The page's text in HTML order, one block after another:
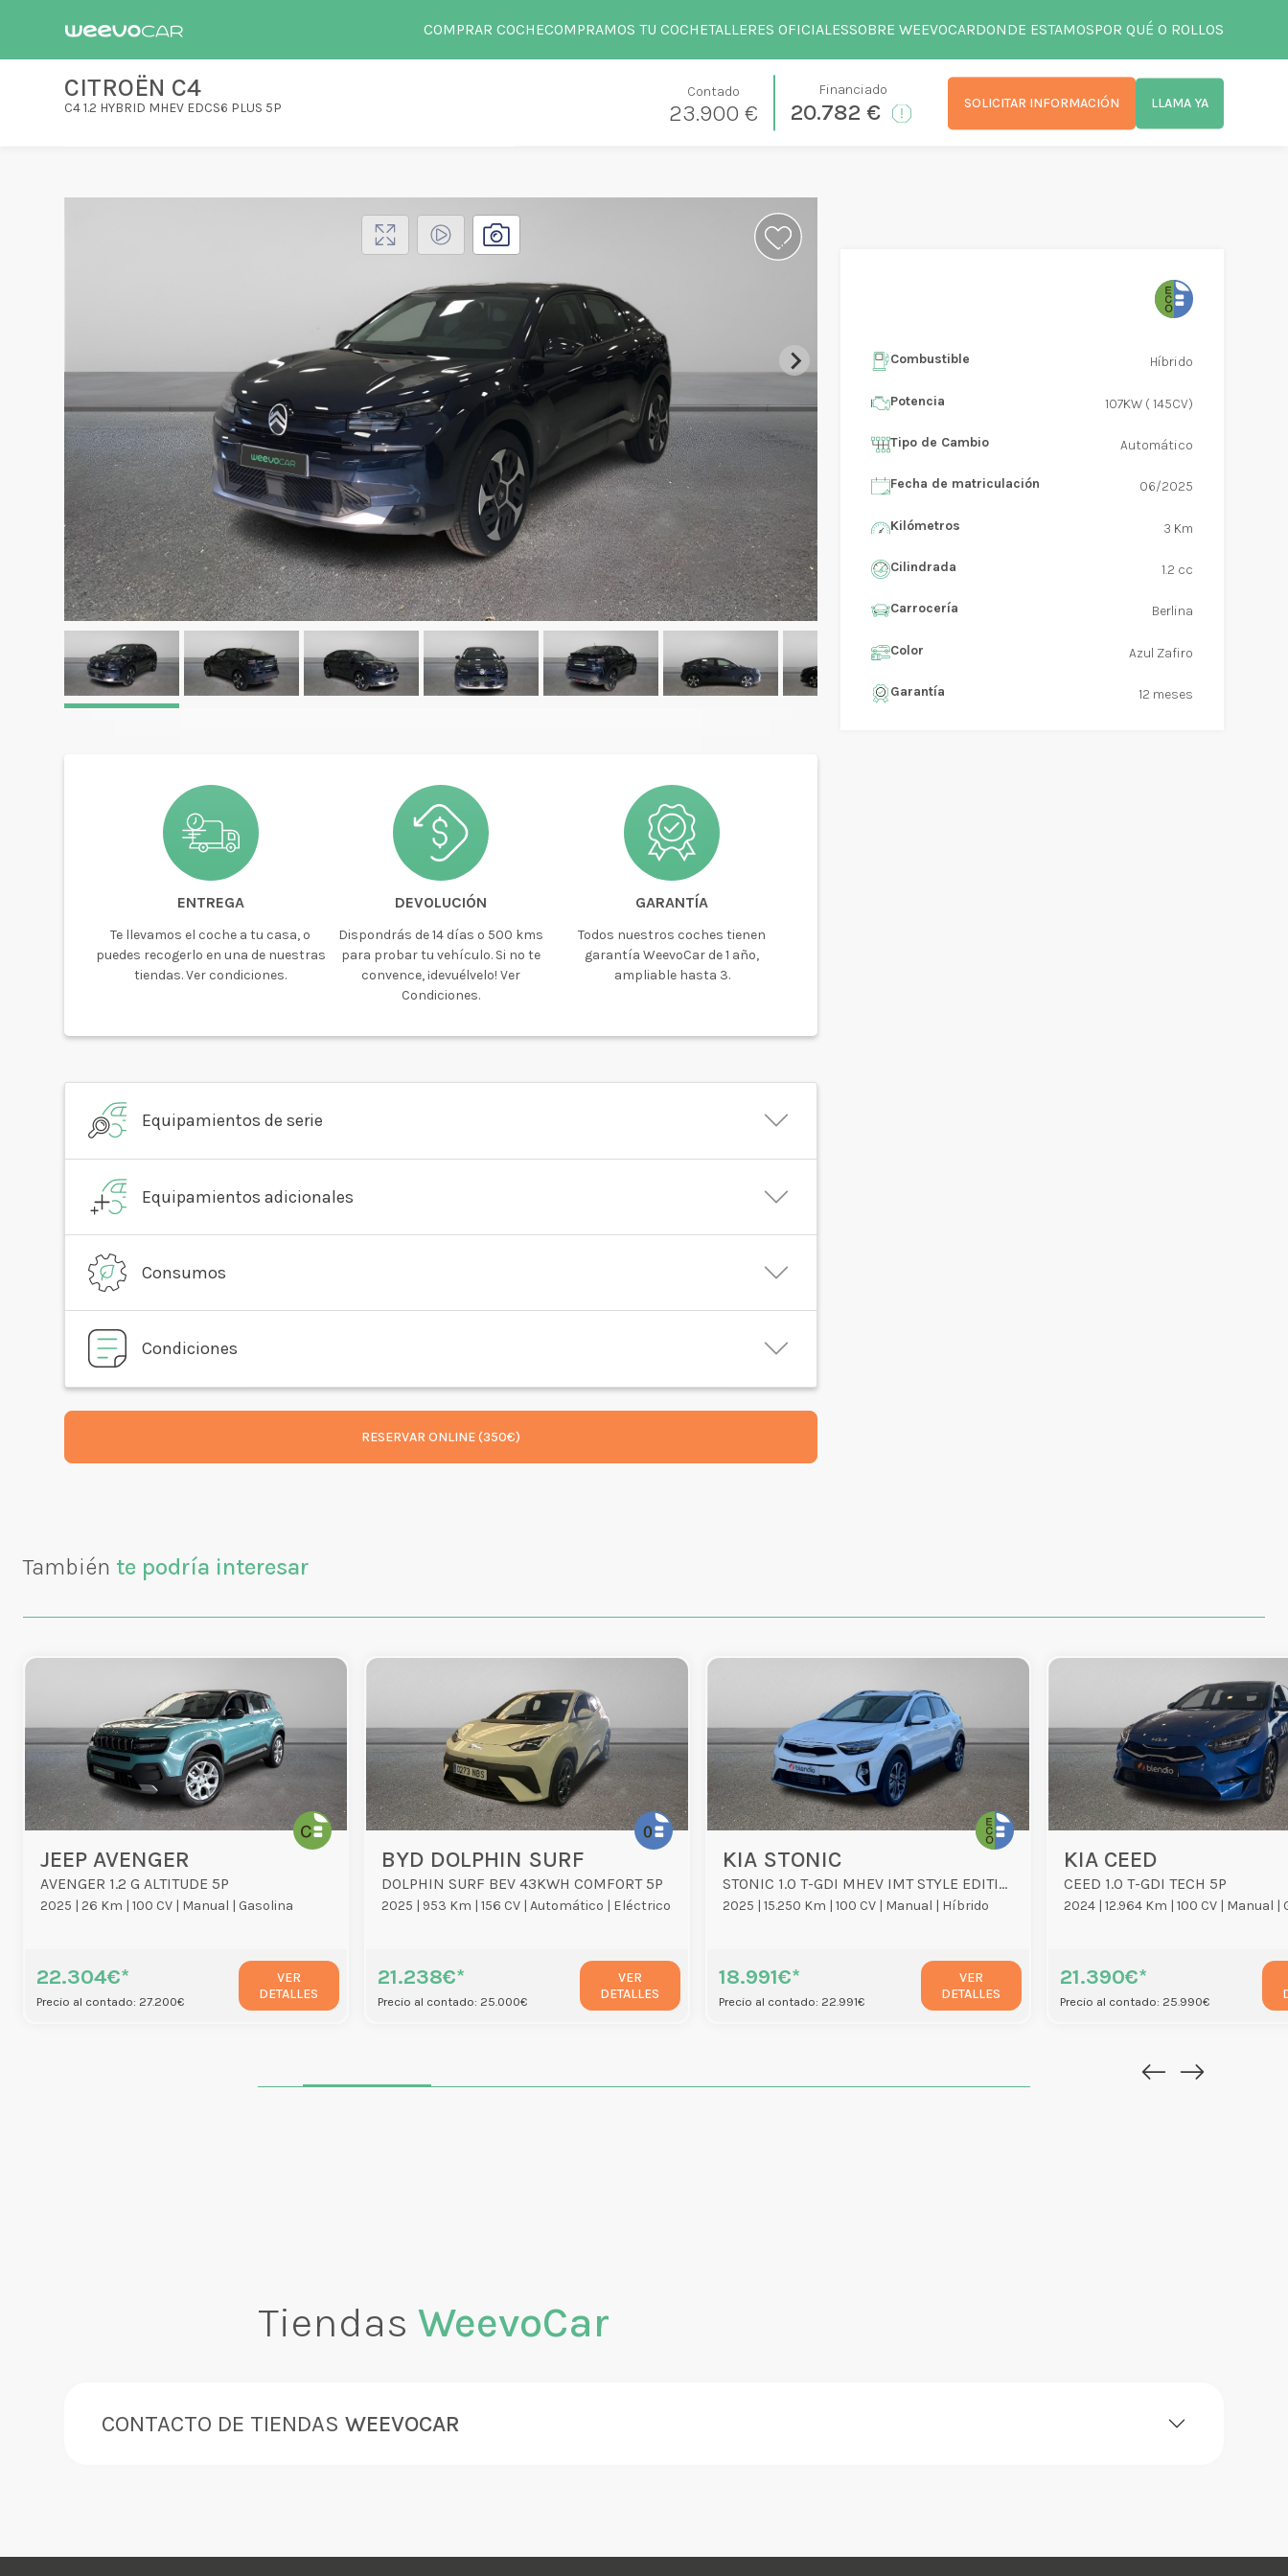
COMPRAR COCHECOMPRAMOS TU COCHETALLERES OFICIALESSOBRE WEEVOCARDONDE ESTAMOSPOR QUÉ 0 ROLLOS
CITROËN C4
C4 1.2 HYBRID MHEV EDCS6 PLUS 5P
Contado
23.900 €
Financiado
20.782 € SOLICITAR INFORMACIÓN LLAMA YA
ENTREGA
Te llevamos el coche a tu casa, o
puedes recogerlo en una de nuestras
tiendas. Ver condiciones.
DEVOLUCIÓN
Dispondrás de 14 días o 500 kms
para probar tu vehículo. Si no te
convence, ¡devuélvelo! Ver
Condiciones.
GARANTÍA
Todos nuestros coches tienen
garantía WeevoCar de 1 año,
ampliable hasta 3.
Equipamientos de serie
Equipamientos adicionales
Consumos
Condiciones
RESERVAR ONLINE (350€)
Combustible Híbrido
Potencia 107KW ( 145CV)
Tipo de Cambio Automático
Fecha de matriculación 06/2025
Kilómetros 3 Km
Cilindrada 1.2 cc
Carrocería Berlina
Color Azul Zafiro
Garantía 12 meses
También te podría interesar
JEEP AVENGER
AVENGER 1.2 G ALTITUDE 5P
2025 | 26 Km | 100 CV | Manual | Gasolina
22.304€*
Precio al contado: 27.200€
VER
DETALLES
BYD DOLPHIN SURF
DOLPHIN SURF BEV 43KWH COMFORT 5P
2025 | 953 Km | 156 CV | Automático | Eléctrico
21.238€*
Precio al contado: 25.000€
VER
DETALLES
KIA STONIC
STONIC 1.0 T-GDI MHEV IMT STYLE EDITION 5P
2025 | 15.250 Km | 100 CV | Manual | Híbrido
18.991€*
Precio al contado: 22.991€
VER
DETALLES
KIA CEED
CEED 1.0 T-GDI TECH 5P
2024 | 12.964 Km | 100 CV | Manual |
21.390€*
Precio al contado: 25.990€
Tiendas WeevoCar
CONTACTO DE TIENDAS WEEVOCAR